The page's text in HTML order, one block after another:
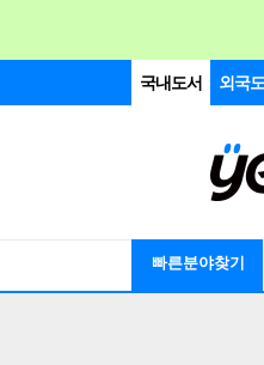
국내도서 외국
빠른분야찾기